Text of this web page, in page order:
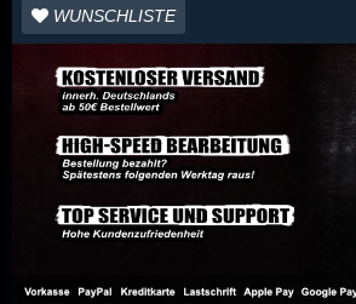
WUNSCHLISTE